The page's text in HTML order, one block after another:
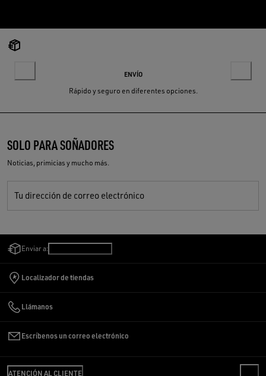
ENVÍO
Rápido y seguro en diferentes opciones.
SOLO PARA SOÑADORES
Noticias, primicias y mucho más.
Tu dirección de correo electrónico
Enviar a:
Localizador de tiendas
Llámanos
Escríbenos un correo electrónico
ATENCIÓN AL CLIENTE